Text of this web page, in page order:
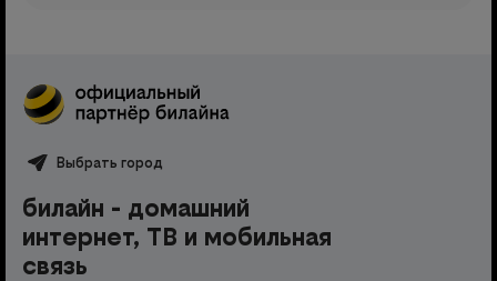
Выбрать город
билайн - домашний
интернет, ТВ и мобильная
связь